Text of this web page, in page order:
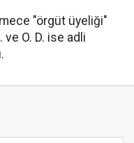
"örgüt üyeliği"
ve O. D. ise adli